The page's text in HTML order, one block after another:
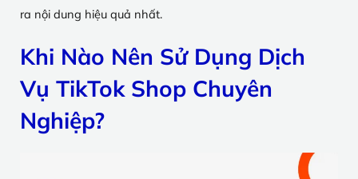
ra nội dung hiệu quả nhất.
Khi Nào Nên Sử Dụng Dịch
Vụ TikTok Shop Chuyên
Nghiệp?